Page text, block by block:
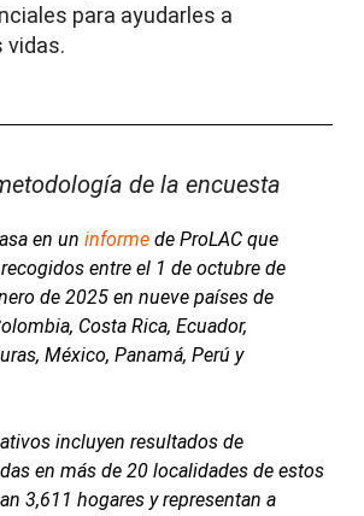
para ayudarles a
vidas.
de la encuesta
en un informe de ProLAC que
entre el 1 de octubre de
de 2025 en nueve países de
Costa Rica, Ecuador,
México, Panamá, Perú y
incluyen resultados de
en más de 20 localidades de estos
3,611 hogares y representan a